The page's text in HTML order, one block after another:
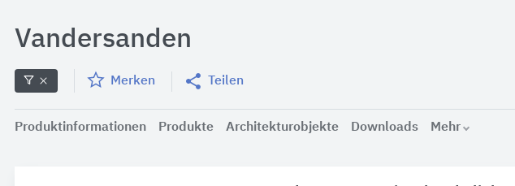
Vandersanden
Merken Teilen
Produktinformationen Produkte Architekturobjekte Downloads Mehr